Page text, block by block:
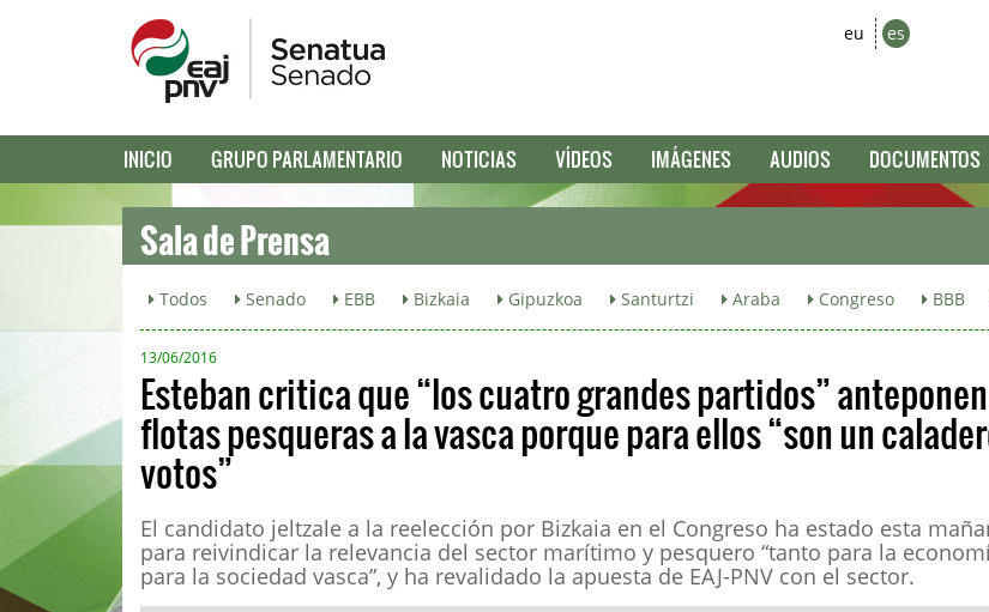
eu es
INICIO GRUPO PARLAMENTARIO NOTICIAS VÍDEOS IMÁGENES AUDIOS DOCUMENTOS
Sala de Prensa
Todos Senado EBB Bizkaia Gipuzkoa Santurtzi Araba Congreso BBB
13/06/2016
Esteban critica que “los cuatro grandes partidos”
flotas pesqueras a la vasca porque para ellos “son un
votos”
El candidato jeltzale a la reelección por Bizkaia en el Congreso ha estado esta
para reivindicar la relevancia del sector marítimo y pesquero “tanto para la
para la sociedad vasca”, y ha revalidado la apuesta de EAJ-PNV con el sector.